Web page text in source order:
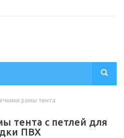
рамы тента
тента с петлей для
ПВХ